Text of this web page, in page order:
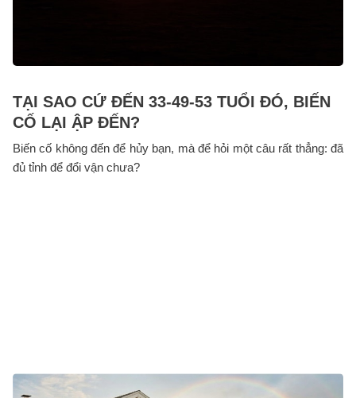
TẠI SAO CỨ ĐẾN 33-49-53 TUỔI ĐÓ, BIẾN
CỐ LẠI ẬP ĐẾN?
Biến cố không đến để hủy bạn, mà để hỏi một câu rất thẳng: đã
đủ tỉnh để đổi vận chưa?